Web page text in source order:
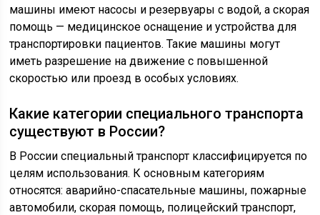
машины имеют насосы и резервуары с водой, а скорая
помощь — медицинское оснащение и устройства для
транспортировки пациентов. Такие машины могут
иметь разрешение на движение с повышенной
скоростью или проезд в особых условиях.
Какие категории специального транспорта
существуют в России?
В России специальный транспорт классифицируется по
целям использования. К основным категориям
относятся: аварийно-спасательные машины, пожарные
автомобили, скорая помощь, полицейский транспорт,